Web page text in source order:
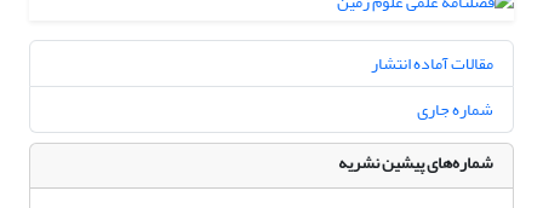
مقالات آماده انتشار
شماره جاری
شماره‌های پیشین نشریه